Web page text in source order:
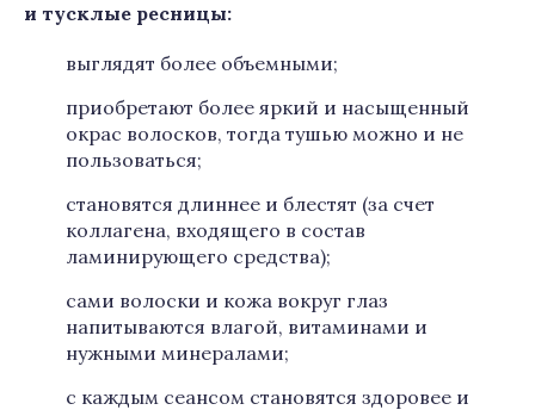
и тусклые ресницы:
выглядят более объемными;
приобретают более яркий и насыщенный
окрас волосков, тогда тушью можно и не
пользоваться;
становятся длиннее и блестят (за счет
коллагена, входящего в состав
ламинирующего средства);
сами волоски и кожа вокруг глаз
напитываются влагой, витаминами и
нужными минералами;
с каждым сеансом становятся здоровее и